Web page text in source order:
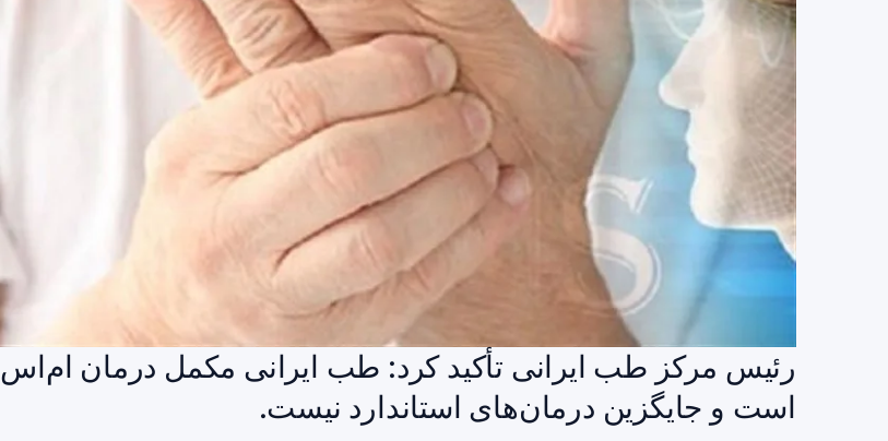
رئیس مرکز طب ایرانی تأکید کرد: طب ایرانی مکمل درمان ام‌اس
است و جایگزین درمان‌های استاندارد نیست.